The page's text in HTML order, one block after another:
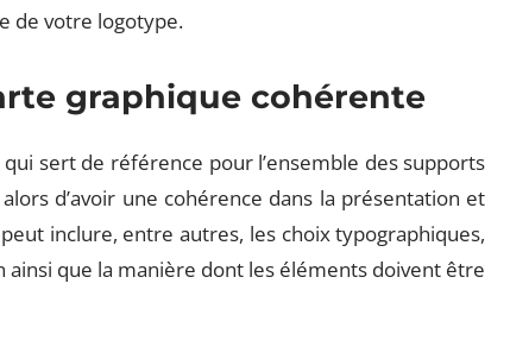
de votre logotype.
graphique cohérente
sert de référence pour l’ensemble des supports
d’avoir une cohérence dans la présentation et
inclure, entre autres, les choix typographiques,
que la manière dont les éléments doivent être